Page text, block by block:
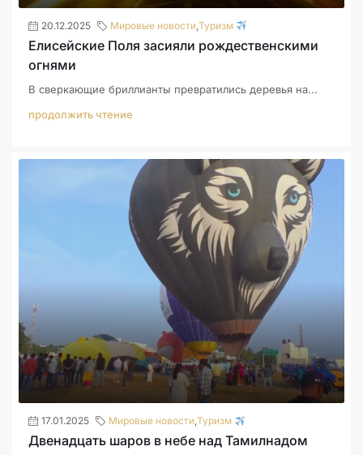
20.12.2025 Мировые новости Туризм
Елисейские Поля засияли рождественскими
огнями
В сверкающие бриллианты превратились деревья на...
продолжить чтение
17.01.2025 Мировые новости,Туризм
Двенадцать шаров в небе над Тамилнадом